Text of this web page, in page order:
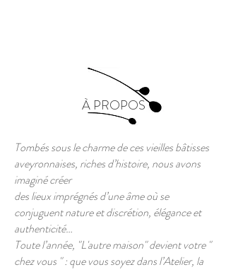
À PROPOS
Tombés sous le charme de ces vieilles bâtisses
aveyronnaises, riches d’histoire, nous avons
imaginé créer
des lieux imprégnés d’une âme où se
conjuguent nature et discrétion, élégance et
authenticité…
Toute l’année, "L'autre maison" devient votre "
chez vous " : que vous soyez dans l’Atelier, la